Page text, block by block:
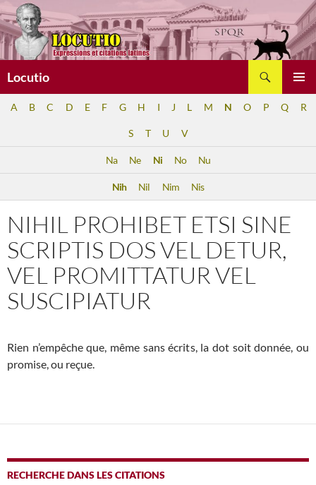
Aller
au
contenu
Locutio
A B C D E F G H I J L M N O P Q R
S T U V
Na Ne Ni No Nu
Nih Nil Nim Nis
NIHIL PROHIBET ETSI SINE
SCRIPTIS DOS VEL DETUR,
VEL PROMITTATUR VEL
SUSCIPIATUR
Rien n’empêche que, même sans écrits, la dot soit donnée, ou
promise, ou reçue.
RECHERCHE DANS LES CITATIONS